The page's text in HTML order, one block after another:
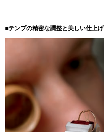
■テンプの精密な調整と美しい仕上げ